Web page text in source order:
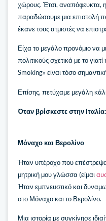
χώρους. Έτσι, αναπόφευκτα,
παραδώσουμε μια επιστολή
έκανε τους ατμιστές να
Είχα το μεγάλο προνόμιο να
πολιτικούς σχετικά με το
Smoking» είναι τόσο
Επίσης, πετύχαμε μεγάλη
Όταν βρίσκεστε στην
Μόναχο και Βερολίνο
Ήταν υπέροχο που επέστρεψα
μητρική μου γλώσσα (είμαι
Ήταν εμπνευστικό και
στο Μόναχο και το Βερολίνο.
Μια ιστορία με συγκίνησε